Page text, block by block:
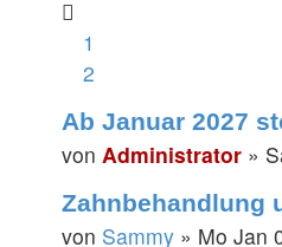
1
2
Ab Januar 2027
von Administrator »
Zahnbehandlung
von Sammy » Mo Jan